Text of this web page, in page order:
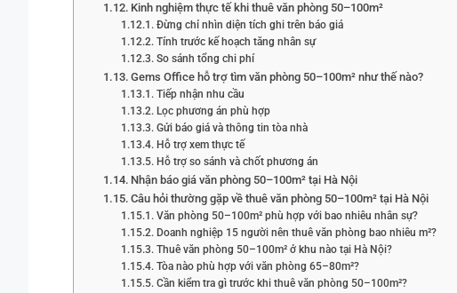
Kinh nghiệm thực tế khi thuê văn phòng 50–100m²
Đừng chỉ nhìn diện tích ghi trên báo giá
Tính trước kế hoạch tăng nhân sự
So sánh tổng chi phí
Gems Office hỗ trợ tìm văn phòng 50–100m² như thế nào?
Tiếp nhận nhu cầu
Lọc phương án phù hợp
Gửi báo giá và thông tin tòa nhà
Hỗ trợ xem thực tế
Hỗ trợ so sánh và chốt phương án
Nhận báo giá văn phòng 50–100m² tại Hà Nội
Câu hỏi thường gặp về thuê văn phòng 50–100m² tại Hà Nội
Văn phòng 50–100m² phù hợp với bao nhiêu nhân sự?
Doanh nghiệp 15 người nên thuê văn phòng bao nhiêu m²?
Thuê văn phòng 50–100m² ở khu nào tại Hà Nội?
Tòa nào phù hợp với văn phòng 65–80m²?
Cần kiểm tra gì trước khi thuê văn phòng 50–100m²?